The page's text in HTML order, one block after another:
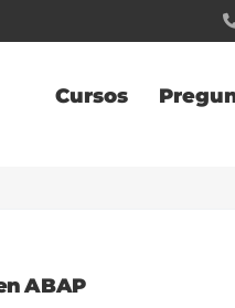
Cursos
ABAP